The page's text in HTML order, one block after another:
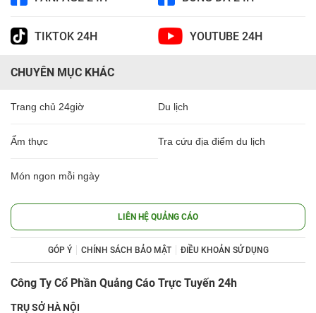
TIKTOK 24H YOUTUBE 24H
CHUYÊN MỤC KHÁC
Trang chủ 24giờ Du lịch
Ẩm thực Tra cứu địa điểm du lịch
Món ngon mỗi ngày
LIÊN HỆ QUẢNG CÁO
GÓP Ý CHÍNH SÁCH BẢO MẬT ĐIỀU KHOẢN SỬ DỤNG
Công Ty Cổ Phần Quảng Cáo Trực Tuyến 24h
TRỤ SỞ HÀ NỘI